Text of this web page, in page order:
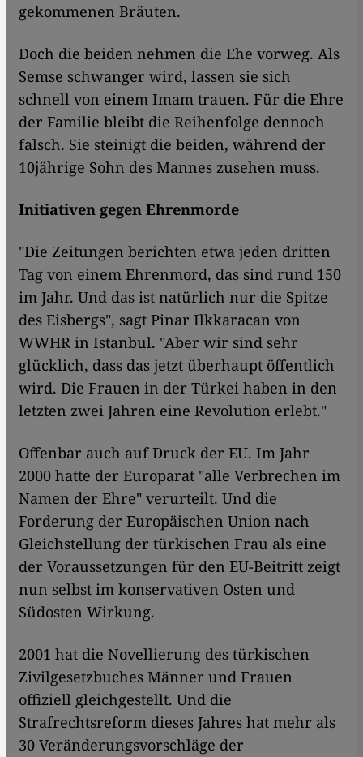
gekommenen Bräuten.
Doch die beiden nehmen die Ehe vorweg. Als
Semse schwanger wird, lassen sie sich
schnell von einem Imam trauen. Für die Ehre
der Familie bleibt die Reihenfolge dennoch
falsch. Sie steinigt die beiden, während der
10jährige Sohn des Mannes zusehen muss.
Initiativen gegen Ehrenmorde
"Die Zeitungen berichten etwa jeden dritten
Tag von einem Ehrenmord, das sind rund 150
im Jahr. Und das ist natürlich nur die Spitze
des Eisbergs", sagt Pinar Ilkkaracan von
WWHR in Istanbul. "Aber wir sind sehr
glücklich, dass das jetzt überhaupt öffentlich
wird. Die Frauen in der Türkei haben in den
letzten zwei Jahren eine Revolution erlebt."
Offenbar auch auf Druck der EU. Im Jahr
2000 hatte der Europarat "alle Verbrechen im
Namen der Ehre" verurteilt. Und die
Forderung der Europäischen Union nach
Gleichstellung der türkischen Frau als eine
der Voraussetzungen für den EU-Beitritt zeigt
nun selbst im konservativen Osten und
Südosten Wirkung.
2001 hat die Novellierung des türkischen
Zivilgesetzbuches Männer und Frauen
offiziell gleichgestellt. Und die
Strafrechtsreform dieses Jahres hat mehr als
30 Veränderungsvorschläge der